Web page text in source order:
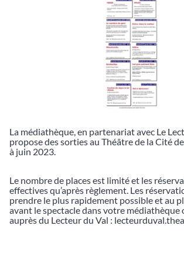
La médiathèque, en partenariat avec Le
propose des sorties au Théâtre de la Cité
à juin 2023.
Le nombre de places est limité et les
effectives qu’après règlement. Les
prendre le plus rapidement possible et au
avant le spectacle dans votre
auprès du Lecteur du Val :